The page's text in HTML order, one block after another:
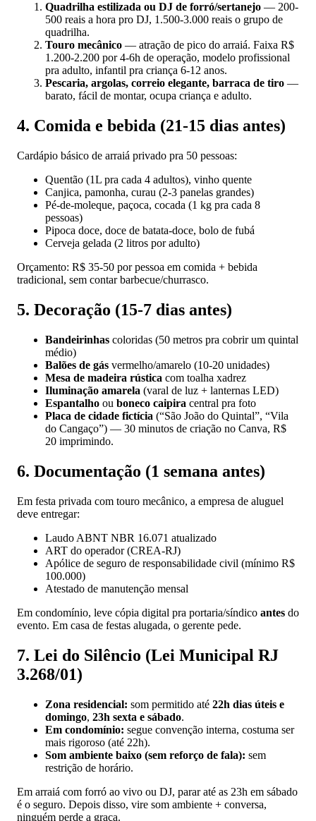
Quadrilha estilizada ou DJ de forró/sertanejo — 200-
500 reais a hora pro DJ, 1.500-3.000 reais o grupo de
quadrilha.
Touro mecânico — atração de pico do arraiá. Faixa R$
1.200-2.200 por 4-6h de operação, modelo profissional
pra adulto, infantil pra criança 6-12 anos.
Pescaria, argolas, correio elegante, barraca de tiro —
barato, fácil de montar, ocupa criança e adulto.
4. Comida e bebida (21-15 dias antes)
Cardápio básico de arraiá privado pra 50 pessoas:
Quentão (1L pra cada 4 adultos), vinho quente
Canjica, pamonha, curau (2-3 panelas grandes)
Pé-de-moleque, paçoca, cocada (1 kg pra cada 8
pessoas)
Pipoca doce, doce de batata-doce, bolo de fubá
Cerveja gelada (2 litros por adulto)
Orçamento: R$ 35-50 por pessoa em comida + bebida
tradicional, sem contar barbecue/churrasco.
5. Decoração (15-7 dias antes)
Bandeirinhas coloridas (50 metros pra cobrir um quintal
médio)
Balões de gás vermelho/amarelo (10-20 unidades)
Mesa de madeira rústica com toalha xadrez
Iluminação amarela (varal de luz + lanternas LED)
Espantalho ou boneco caipira central pra foto
Placa de cidade fictícia (“São João do Quintal”, “Vila
do Cangaço”) — 30 minutos de criação no Canva, R$
20 imprimindo.
6. Documentação (1 semana antes)
Em festa privada com touro mecânico, a empresa de aluguel
deve entregar:
Laudo ABNT NBR 16.071 atualizado
ART do operador (CREA-RJ)
Apólice de seguro de responsabilidade civil (mínimo R$
100.000)
Atestado de manutenção mensal
Em condomínio, leve cópia digital pra portaria/síndico antes do
evento. Em casa de festas alugada, o gerente pede.
7. Lei do Silêncio (Lei Municipal RJ
3.268/01)
Zona residencial: som permitido até 22h dias úteis e
domingo, 23h sexta e sábado.
Em condomínio: segue convenção interna, costuma ser
mais rigoroso (até 22h).
Som ambiente baixo (sem reforço de fala): sem
restrição de horário.
Em arraiá com forró ao vivo ou DJ, parar até as 23h em sábado
é o seguro. Depois disso, vire som ambiente + conversa,
ninguém perde a graça.